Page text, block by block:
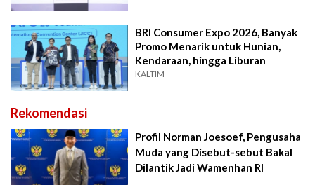
BRI Consumer Expo 2026, Banyak
Promo Menarik untuk Hunian,
Kendaraan, hingga Liburan
KALTIM
Rekomendasi
Profil Norman Joesoef, Pengusaha
Muda yang Disebut-sebut Bakal
Dilantik Jadi Wamenhan RI